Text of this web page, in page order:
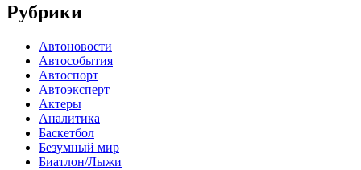
Рубрики
Автоновости
Автособытия
Автоспорт
Автоэксперт
Актеры
Аналитика
Баскетбол
Безумный мир
Биатлон/Лыжи